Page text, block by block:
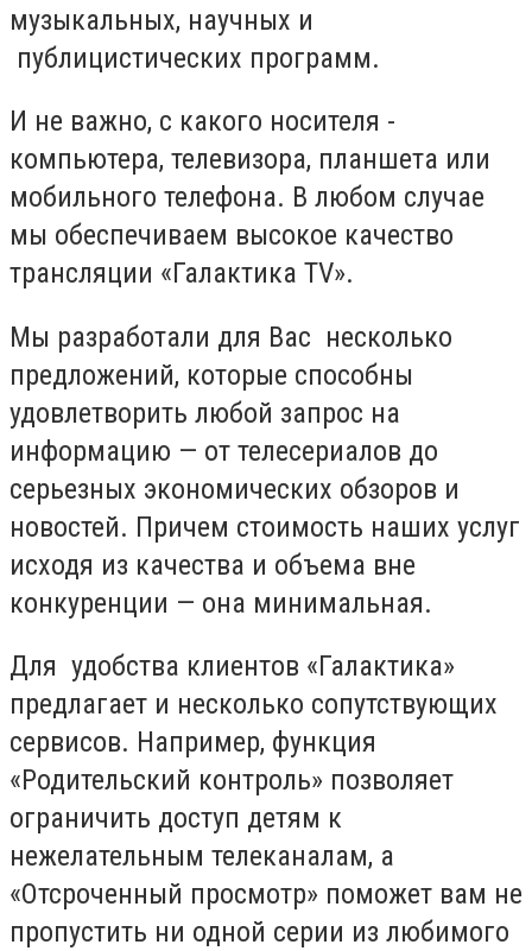
музыкальных, научных и
публицистических программ.
И не важно, с какого носителя -
компьютера, телевизора, планшета или
мобильного телефона. В любом случае
мы обеспечиваем высокое качество
трансляции «Галактика TV».
Мы разработали для Вас несколько
предложений, которые способны
удовлетворить любой запрос на
информацию — от телесериалов до
серьезных экономических обзоров и
новостей. Причем стоимость наших услуг
исходя из качества и объема вне
конкуренции — она минимальная.
Для удобства клиентов «Галактика»
предлагает и несколько сопутствующих
сервисов. Например, функция
«Родительский контроль» позволяет
ограничить доступ детям к
нежелательным телеканалам, а
«Отсроченный просмотр» поможет вам не
пропустить ни одной серии из любимого